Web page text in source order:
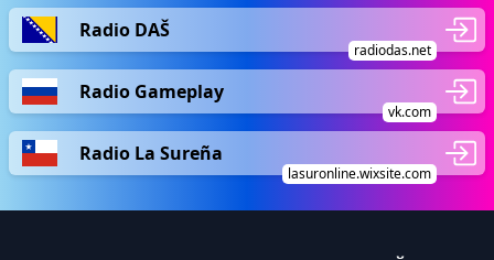
Radio DAŠ
radiodas.net
Radio Gameplay
vk.com
Radio La Sureña
lasuronline.wixsite.com